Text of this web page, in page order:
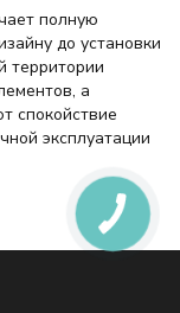
полную
до установки
территории
а
спокойствие
эксплуатации